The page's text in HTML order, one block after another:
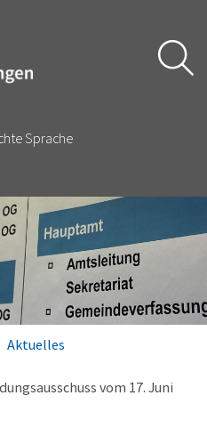
Sprache
Aktuelles
vom 17. Juni